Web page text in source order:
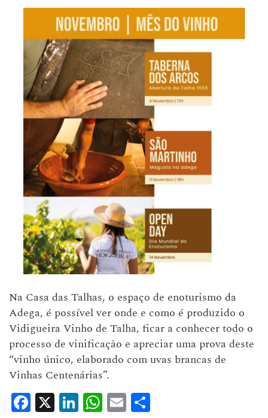
Na Casa das Talhas, o espaço de enoturismo da
Adega, é possível ver onde e como é produzido o
Vidigueira Vinho de Talha, ficar a conhecer todo o
processo de vinificação e apreciar uma prova deste
“vinho único, elaborado com uvas brancas de
Vinhas Centenárias”.
Facebook
X LinkedIn
WhatsApp
Email